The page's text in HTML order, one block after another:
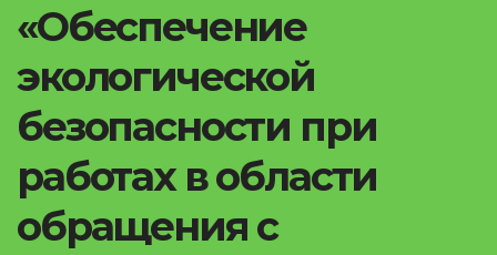
«Обеспечение
экологической
безопасности при
работах в области
обращения с